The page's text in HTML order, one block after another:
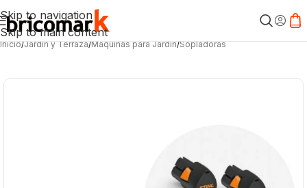
Skip to navigation
Skip to main content
Inicio/Jardín y Terraza/Máquinas para Jardín/Sopladoras